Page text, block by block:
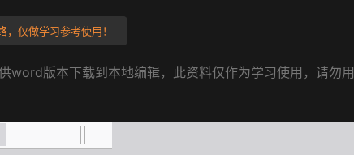
，仅做学习参考使用！
版本下载到本地编辑，此资料仅作为学习使用，请勿用